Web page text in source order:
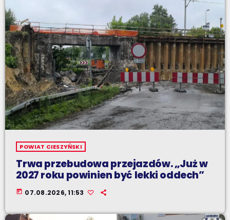
POWIAT CIESZYŃSKI
Trwa przebudowa przejazdów. „Już w
2027 roku powinien być lekki oddech”
today 07.08.2026, 11:53